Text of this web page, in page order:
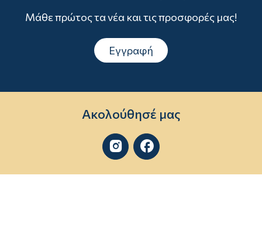
Μάθε πρώτος τα νέα και τις προσφορές μας!
Εγγραφή
Ακολούθησέ μας
 